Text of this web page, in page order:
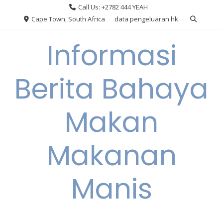
Call Us: +2782 444 YEAH
Cape Town, South Africa
data pengeluaran hk
Informasi
Berita Bahaya
Makan
Makanan
Manis